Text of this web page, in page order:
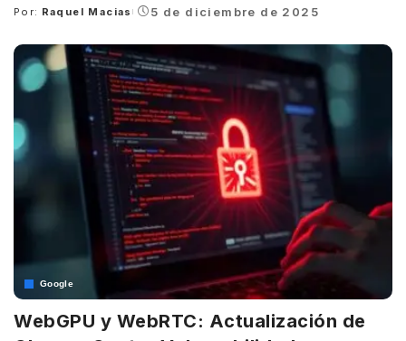
Posted
Por: Raquel Macias 5 de diciembre de 2025
Google
WebGPU y WebRTC: Actualización de